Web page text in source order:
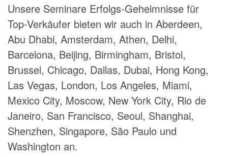
Unsere Seminare Erfolgs-Geheimnisse für
Top-Verkäufer bieten wir auch in Aberdeen,
Abu Dhabi, Amsterdam, Athen, Delhi,
Barcelona, Beijing, Birmingham, Bristol,
Brussel, Chicago, Dallas, Dubai, Hong Kong,
Las Vegas, London, Los Angeles, Miami,
Mexico City, Moscow, New York City, Rio de
Janeiro, San Francisco, Seoul, Shanghai,
Shenzhen, Singapore, São Paulo und
Washington an.